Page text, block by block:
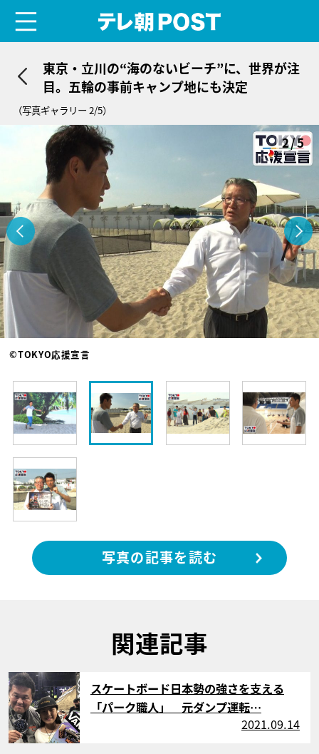
東京・立川の“海のないビーチ”に、世界が注
目。五輪の事前キャンプ地にも決定
（写真ギャラリー 2/5）
2/5
©TOKYO応援宣言
写真の記事を読む
関連記事
サムネイル
スケートボード日本勢の強さを支える
「パーク職人」 元ダンプ運転…
2021.09.14